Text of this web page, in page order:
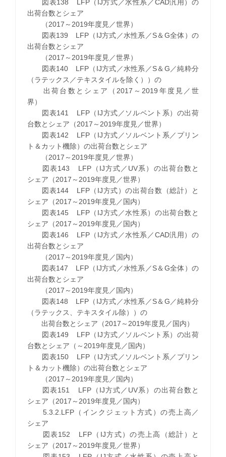
図表138 LFP（IJ方式／水性系／CAD汎用）の
出荷台数とシェア
（2017～2019年度見／世界）
図表139 LFP（IJ方式／水性系／S＆G全体）の
出荷台数とシェア
（2017～2019年度見／世界）
図表140 LFP（IJ方式／水性系／S＆G／純粋分
（ラテックス／テキスタイルを除く））の
出荷台数とシェア（2017～2019年度見／世
界）
図表141 LFP（IJ方式／ソルベント系）の出荷
台数とシェア（2017～2019年度見／世界）
図表142 LFP（IJ方式／ソルベント系／プリン
ト＆カット機除）の出荷台数とシェア
（2017～2019年度見／世界）
図表143 LFP（IJ方式／UV系）の出荷台数と
シェア（2017～2019年度見／世界）
図表144 LFP（IJ方式）の出荷台数（総計）と
シェア（2017～2019年度見／国内）
図表145 LFP（IJ方式／水性系）の出荷台数と
シェア（2017～2019年度見／国内）
図表146 LFP（IJ方式／水性系／CAD汎用）の
出荷台数とシェア
（2017～2019年度見／国内）
図表147 LFP（IJ方式／水性系／S＆G全体）の
出荷台数とシェア
（2017～2019年度見／国内）
図表148 LFP（IJ方式／水性系／S＆G／純粋分
（ラテックス、テキスタイル除））の
出荷台数とシェア（2017～2019年度見／国内）
図表149 LFP（IJ方式／ソルベント系）の出荷
台数とシェア（～2019年度見／国内）
図表150 LFP（IJ方式／ソルベント系／プリン
ト＆カット機除）の出荷台数とシェア
（2017～2019年度見／国内）
図表151 LFP（IJ方式／UV系）の出荷台数と
シェア（2017～2019年度見／国内）
5.3.2.LFP（インクジェット方式）の売上高／
シェア
図表152 LFP（IJ方式）の売上高（総計）と
シェア（2017～2019年度見／世界）